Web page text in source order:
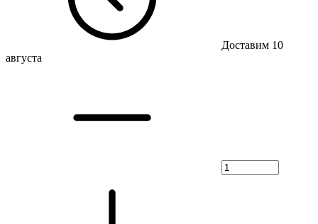
Доставим 10
августа